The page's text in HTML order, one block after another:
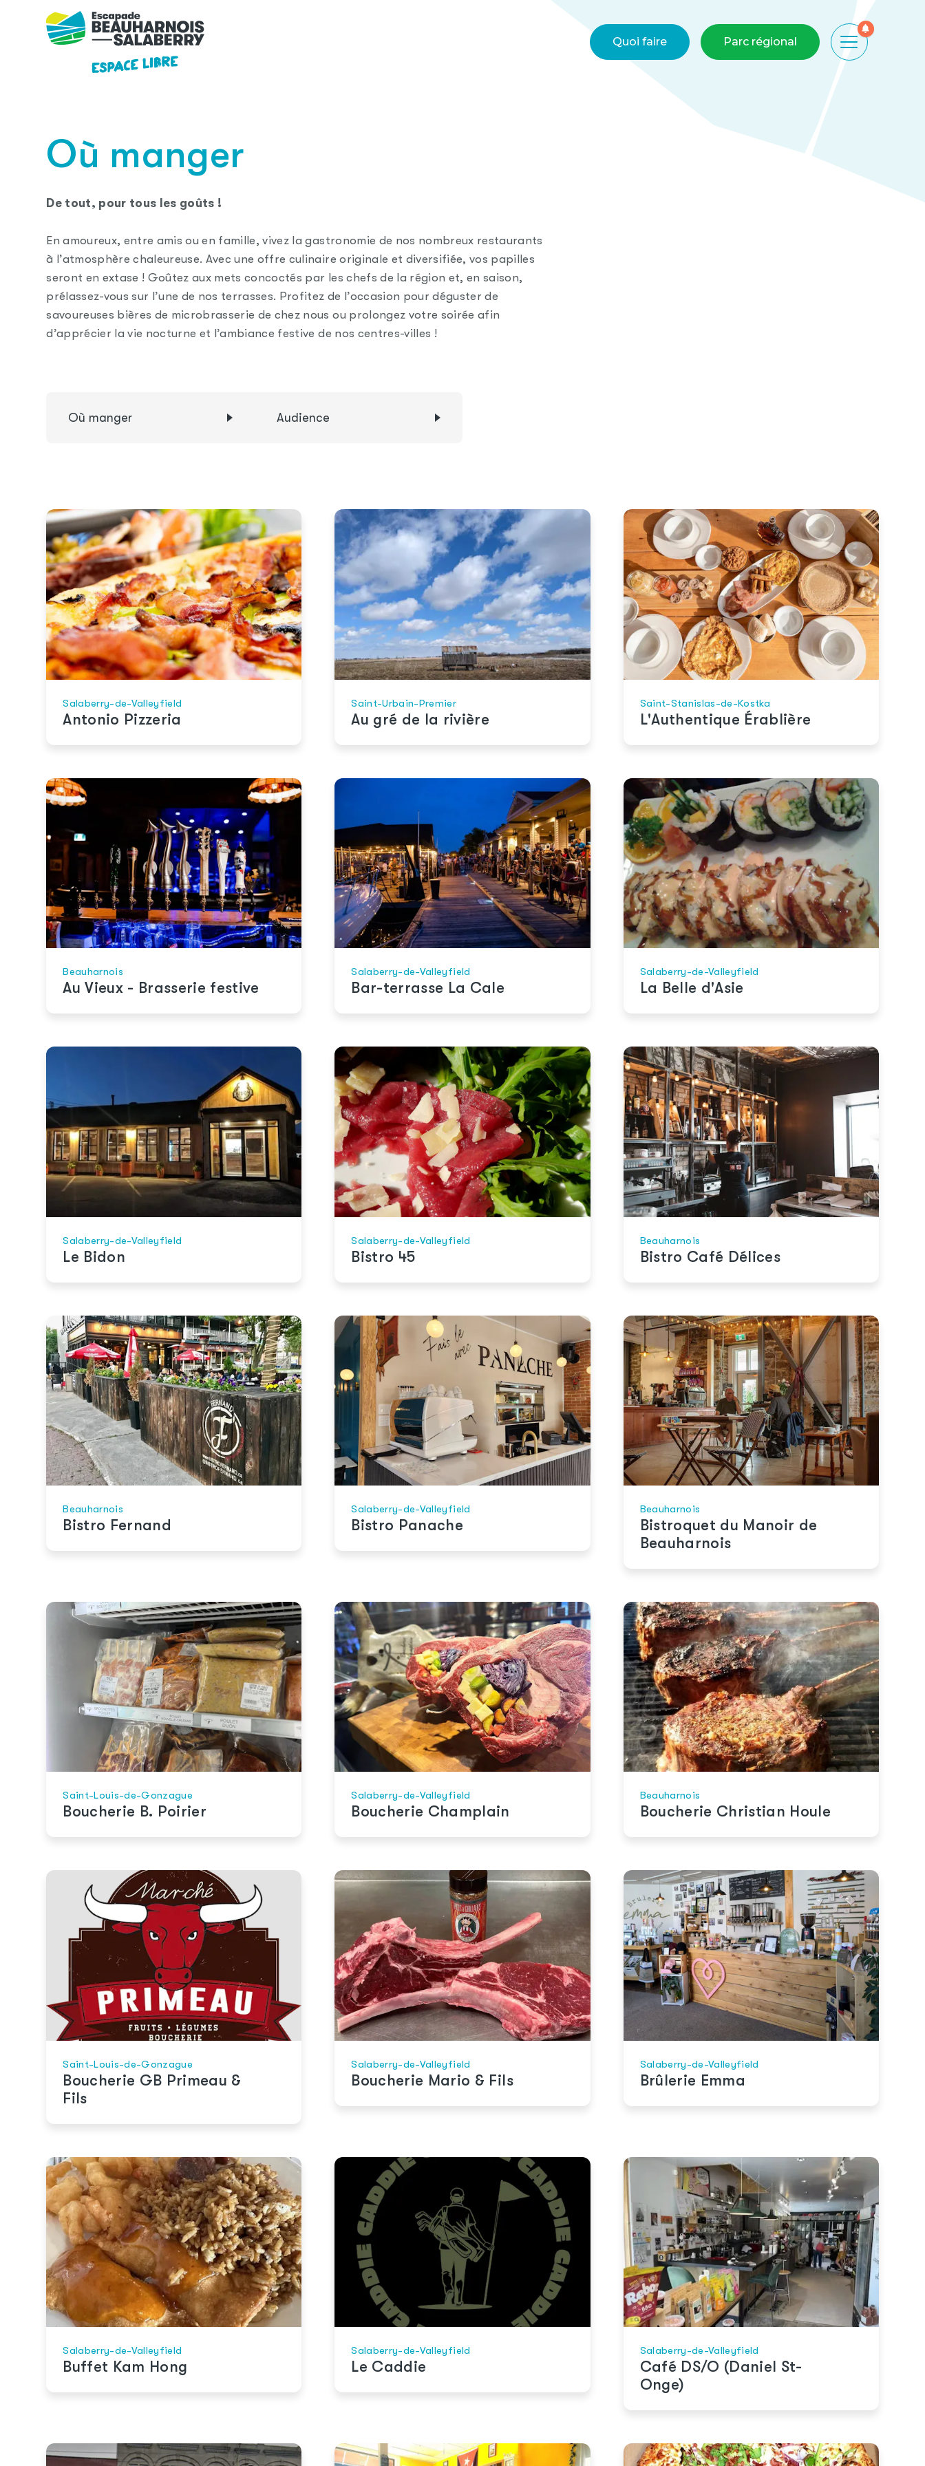
Skip to main content
Quoi faire Parc régional
Où manger
De tout, pour tous les goûts !
En amoureux, entre amis ou en famille, vivez la gastronomie de nos nombreux restaurants
à l’atmosphère chaleureuse. Avec une offre culinaire originale et diversifiée, vos papilles
seront en extase ! Goûtez aux mets concoctés par les chefs de la région et, en saison,
prélassez-vous sur l’une de nos terrasses. Profitez de l’occasion pour déguster de
savoureuses bières de microbrasserie de chez nous ou prolongez votre soirée afin
d’apprécier la vie nocturne et l’ambiance festive de nos centres-villes !
Où manger Audience
Salaberry-de-Valleyfield
Antonio Pizzeria
Saint-Urbain-Premier
Au gré de la rivière
Saint-Stanislas-de-Kostka
L'Authentique Érablière
Beauharnois
Au Vieux - Brasserie festive
Salaberry-de-Valleyfield
Bar-terrasse La Cale
Salaberry-de-Valleyfield
La Belle d'Asie
Salaberry-de-Valleyfield
Le Bidon
Salaberry-de-Valleyfield
Bistro 45
Beauharnois
Bistro Café Délices
Beauharnois
Bistro Fernand
Salaberry-de-Valleyfield
Bistro Panache
Beauharnois
Bistroquet du Manoir de
Beauharnois
Saint-Louis-de-Gonzague
Boucherie B. Poirier
Salaberry-de-Valleyfield
Boucherie Champlain
Beauharnois
Boucherie Christian Houle
Saint-Louis-de-Gonzague
Boucherie GB Primeau &
Fils
Salaberry-de-Valleyfield
Boucherie Mario & Fils
Salaberry-de-Valleyfield
Brûlerie Emma
Salaberry-de-Valleyfield
Buffet Kam Hong
Salaberry-de-Valleyfield
Le Caddie
Salaberry-de-Valleyfield
Café DS/O (Daniel St-
Onge)